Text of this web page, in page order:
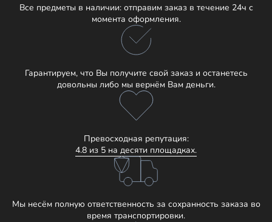
Все предметы в наличии: отправим заказ в течение 24ч с
момента оформления.
Гарантируем, что Вы получите свой заказ и останетесь
довольны либо мы вернём Вам деньги.
Превосходная репутация:
4.8 из 5 на десяти площадках.
Мы несём полную ответственность за сохранность заказа во
время транспортировки.